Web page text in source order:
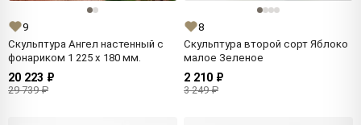
9
Скульптура Ангел настенный с
фонариком 1 225 x 180 мм.
20 223 ₽
29 739 ₽
8
Скульптура второй сорт Яблоко
малое Зеленое
2 210 ₽
3 249 ₽